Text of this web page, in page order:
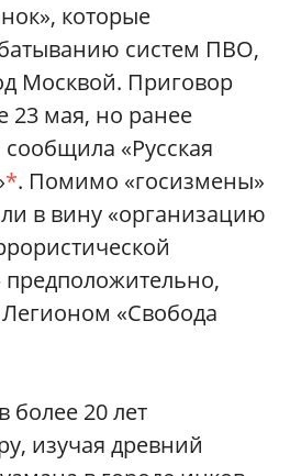
которые
систем ПВО,
Москвой. Приговор
23 мая, но ранее
«Русская
*. Помимо «госизмены»
в вину «организацию
«Свобода
более 20 лет
изучая древний